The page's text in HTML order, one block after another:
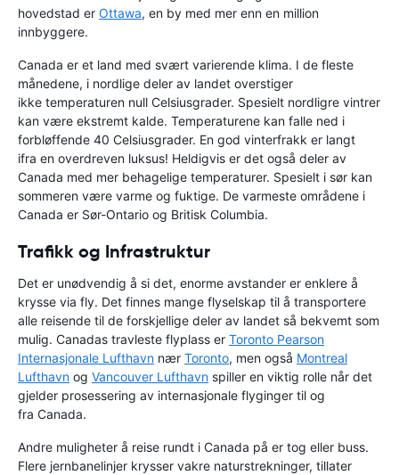
hovedstad er Ottawa, en by med mer enn en million
innbyggere.
Canada er et land med svært varierende klima. I de fleste
månedene, i nordlige deler av landet overstiger
ikke temperaturen null Celsiusgrader. Spesielt nordligre vintrer
kan være ekstremt kalde. Temperaturene kan falle ned i
forbløffende 40 Celsiusgrader. En god vinterfrakk er langt
ifra en overdreven luksus! Heldigvis er det også deler av
Canada med mer behagelige temperaturer. Spesielt i sør kan
sommeren være varme og fuktige. De varmeste områdene i
Canada er Sør-Ontario og Britisk Columbia.
Trafikk og Infrastruktur
Det er unødvendig å si det, enorme avstander er enklere å
krysse via fly. Det finnes mange flyselskap til å transportere
alle reisende til de forskjellige deler av landet så bekvemt som
mulig. Canadas travleste flyplass er Toronto Pearson
Internasjonale Lufthavn nær Toronto, men også Montreal
Lufthavn og Vancouver Lufthavn spiller en viktig rolle når det
gjelder prosessering av internasjonale flyginger til og
fra Canada.
Andre muligheter å reise rundt i Canada på er tog eller buss.
Flere jernbanelinjer krysser vakre naturstrekninger, tillater